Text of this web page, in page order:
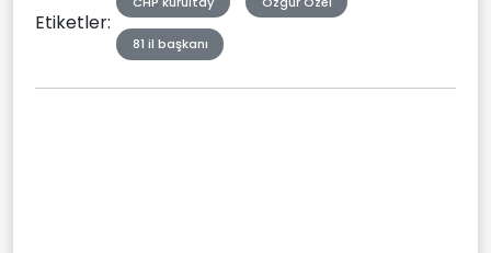
Etiketler:
81 il başkanı